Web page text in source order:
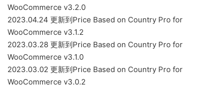
WooCommerce v3.2.0
2023.04.24 更新到Price Based on Country Pro for
WooCommerce v3.1.2
2023.03.28 更新到Price Based on Country Pro for
WooCommerce v3.1.0
2023.03.02 更新到Price Based on Country Pro for
WooCommerce v3.0.2